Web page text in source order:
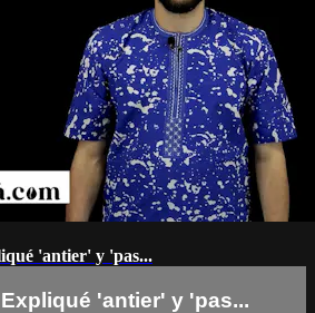
'antier' y 'pas...
'antier' y 'pas...